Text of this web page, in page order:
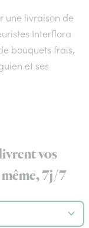
une livraison de
Interflora
bouquets frais,
et ses
vos
7j/7